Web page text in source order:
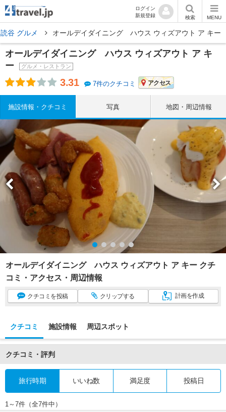
ログイン
新規登録
検索 MENU
谷 グルメ オールデイダイニング ハウス ウィズアウト ア キー
オールデイダイニング ハウス ウィズアウト ア キ
ー
グルメ・レストラン
3.31 7件のクチコミ アクセス
施設情報・クチコミ 写真 地図・周辺情報
オールデイダイニング ハウス ウィズアウト ア キー クチ
コミ・アクセス・周辺情報
クチコミ を投稿 クリップする 計画を作成
クチコミ 施設情報 周辺スポット
クチコミ・評判
旅行時期 いいね数 満足度 投稿日
1～7件（全7件中）